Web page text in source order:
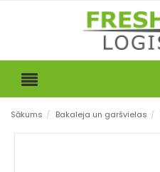
Sākums / Bakaleja un garšvielas /